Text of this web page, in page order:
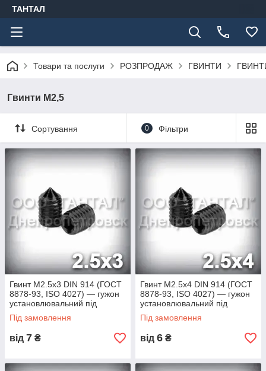
ТАНТАЛ
Товари та послуги РОЗПРОДАЖ ГВИНТИ
Гвинти М2,5
Сортування 0 Фільтри
Гвинт М2.5х3 DIN 914 (ГОСТ
8878-93, ISO 4027) — гужон
установлювальний під
шестигранний ключ
Під замовлення
від 7 ₴
Гвинт М2.5х4 DIN 914 (ГОСТ
8878-93, ISO 4027) — гужон
установлювальний під
шестигранний ключ
Під замовлення
від 6 ₴